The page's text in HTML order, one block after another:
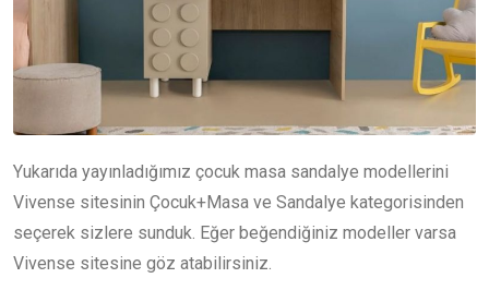
Yukarıda yayınladığımız çocuk masa sandalye modellerini
Vivense sitesinin Çocuk+Masa ve Sandalye kategorisinden
seçerek sizlere sunduk. Eğer beğendiğiniz modeller varsa
Vivense sitesine göz atabilirsiniz.